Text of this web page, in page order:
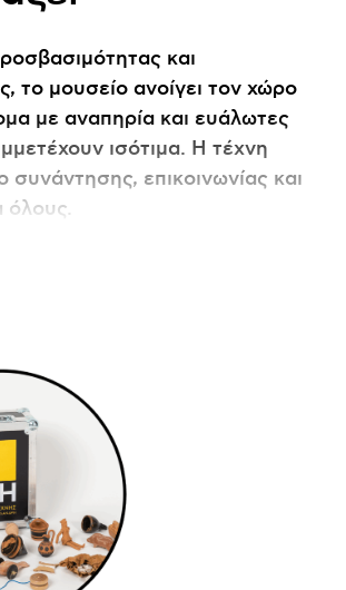
και
το μουσείο ανοίγει τον χώρο
με αναπηρία και ευάλωτες
ισότιμα. Η τέχνη
συνάντησης, επικοινωνίας και
όλους.